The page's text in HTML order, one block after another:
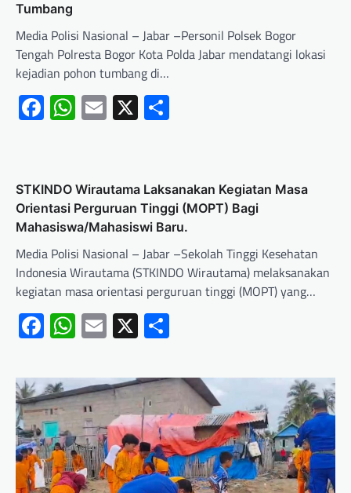
Tumbang
Media Polisi Nasional – Jabar –Personil Polsek Bogor
Tengah Polresta Bogor Kota Polda Jabar mendatangi lokasi
kejadian pohon tumbang di…
Facebook
WhatsApp
Email
X
STKINDO Wirautama Laksanakan Kegiatan Masa
Orientasi Perguruan Tinggi (MOPT) Bagi
Mahasiswa/Mahasiswi Baru.
Media Polisi Nasional – Jabar –Sekolah Tinggi Kesehatan
Indonesia Wirautama (STKINDO Wirautama) melaksanakan
kegiatan masa orientasi perguruan tinggi (MOPT) yang…
Facebook
WhatsApp
Email
X